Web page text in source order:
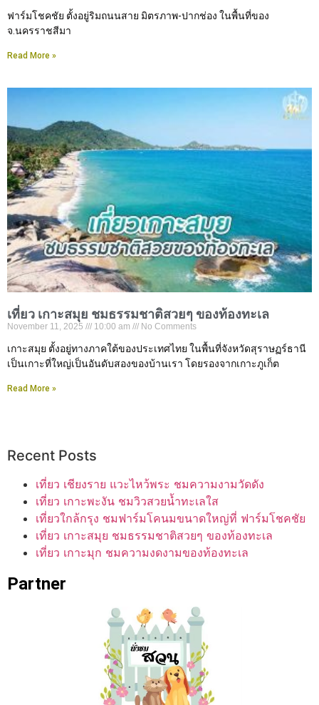
ฟาร์มโชคชัย ตั้งอยู่ริมถนนสาย มิตรภาพ-ปากช่อง ในพื้นที่ของ
จ.นครราชสีมา
Read More »
เที่ยว เกาะสมุย ชมธรรมชาติสวยๆ ของท้องทะเล
November 11, 2025 10:00 am No Comments
เกาะสมุย ตั้งอยู่ทางภาคใต้ของประเทศไทย ในพื้นที่จังหวัดสุราษฏร์ธานี
เป็นเกาะที่ใหญ่เป็นอันดับสองของบ้านเรา โดยรองจากเกาะภูเก็ต
Read More »
Recent Posts
เที่ยว เชียงราย แวะไหว้พระ ชมความงามวัดดัง
เที่ยว เกาะพะงัน ชมวิวสวยน้ำทะเลใส
เที่ยวใกล้กรุง ชมฟาร์มโคนมขนาดใหญ่ที่ ฟาร์มโชคชัย
เที่ยว เกาะสมุย ชมธรรมชาติสวยๆ ของท้องทะเล
เที่ยว เกาะมุก ชมความงดงามของท้องทะเล
Partner